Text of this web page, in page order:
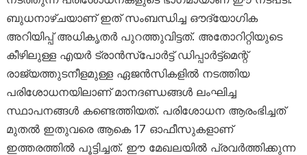
ബുധനാഴ്ചയാണ് ഇത് സംബന്ധിച്ച ഔദ്യോഗിക
അറിയിപ്പ് അധികൃതർ പുറത്തുവിട്ടത്. അതോറിറ്റിയുടെ
കീഴിലുള്ള എയർ ട്രാൻസ്‌പോർട്ട് ഡിപ്പാർട്ട്‌മെന്റ്
രാജ്യത്തുടനീളമുള്ള ഏജൻസികളിൽ നടത്തിയ
പരിശോധനയിലാണ് മാനദണ്ഡങ്ങൾ ലംഘിച്ച
സ്ഥാപനങ്ങൾ കണ്ടെത്തിയത്. പരിശോധന ആരംഭിച്ചത്
മുതൽ ഇതുവരെ ആകെ 17 ഓഫീസുകളാണ്
ഇത്തരത്തിൽ പൂട്ടിച്ചത്. ഈ മേഖലയിൽ പ്രവർത്തിക്കുന്ന